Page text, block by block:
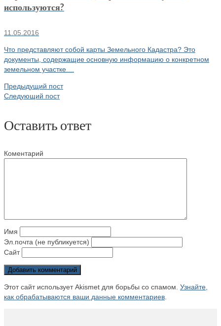
используются?
11.05.2016
Что представляют собой карты Земельного Кадастра? Это
документы, содержащие основную информацию о конкретном
земельном участке....
Предыдущий пост
Следующий пост
Оставить ответ
Коментарий
Имя
Эл.почта (не публикуется)
Сайт
Этот сайт использует Akismet для борьбы со спамом. Узнайте,
как обрабатываются ваши данные комментариев